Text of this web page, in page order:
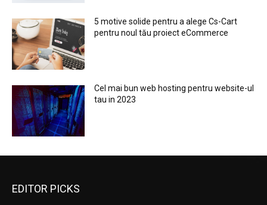
5 motive solide pentru a alege Cs-Cart
pentru noul tău proiect eCommerce
Cel mai bun web hosting pentru website-ul
tau in 2023
EDITOR PICKS